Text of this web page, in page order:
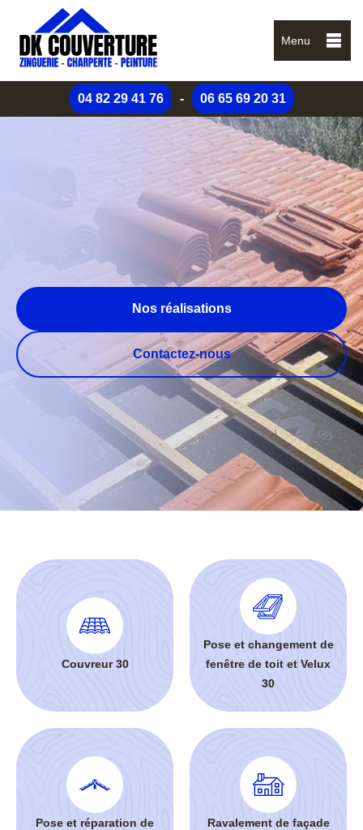
Menu
04 82 29 41 76 - 06 65 69 20 31
Nos réalisations
Contactez-nous
Couvreur 30
Pose et changement de
fenêtre de toit et Velux
30
Pose et réparation de
Ravalement de façade